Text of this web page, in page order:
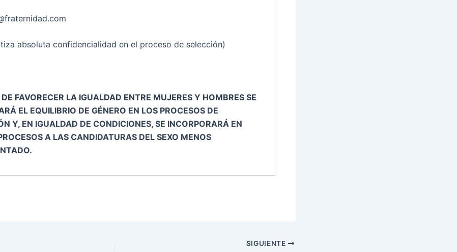
absoluta confidencialidad en el proceso de selección)
FAVORECER LA IGUALDAD ENTRE MUJERES Y HOMBRES SE
EL EQUILIBRIO DE GÉNERO EN LOS PROCESOS DE
Y, EN IGUALDAD DE CONDICIONES, SE INCORPORARÁ EN
A LAS CANDIDATURAS DEL SEXO MENOS
SIGUIENTE